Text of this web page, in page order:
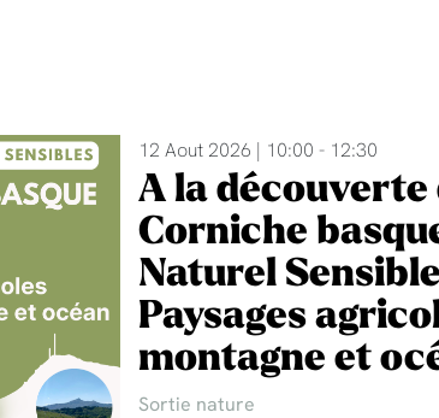
12 Aout 2026 | 10:00 - 12:30
A la découverte
Corniche
Naturel
Paysages
montagne et
Sortie nature